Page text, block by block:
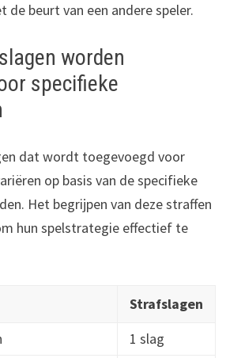
de beurt van een andere speler.
worden
specifieke
dat wordt toegevoegd voor
op basis van de specifieke
Het begrijpen van deze straffen
hun spelstrategie effectief te
Strafslagen
1 slag